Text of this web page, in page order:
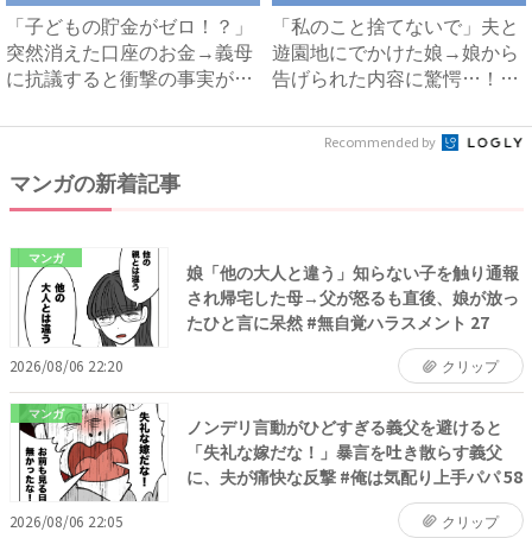
「子どもの貯金がゼロ！？」
突然消えた口座のお金→義母
に抗議すると衝撃の事実が判
「私のこと捨てないで」夫と
遊園地にでかけた娘→娘から
告げられた内容に驚愕…！｜
Recommended by
マンガの新着記事
マンガ
娘「他の大人と違う」知らない子を触り通報
され帰宅した母→父が怒るも直後、娘が放っ
たひと言に呆然 #無自覚ハラスメント 27
2026/08/06 22:20 クリップ
マンガ
ノンデリ言動がひどすぎる義父を避けると
「失礼な嫁だな！」暴言を吐き散らす義父
に、夫が痛快な反撃 #俺は気配り上手パパ 58
2026/08/06 22:05 クリップ